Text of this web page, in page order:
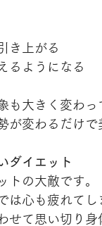
き上がる
るようになる
も大きく変わっ
が変わるだけ
ダイエット
トの大敵です。
は心も疲れてし
せて思い切り